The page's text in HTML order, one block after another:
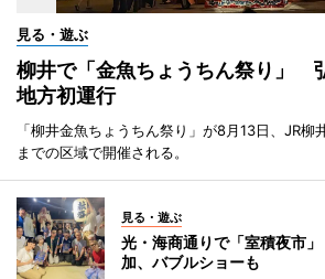
見る・遊ぶ
柳井で「金魚ちょうちん祭り」
地方初運行
「柳井金魚ちょうちん祭り」が8月13日、JR柳
までの区域で開催される。
見る・遊ぶ
光・海商通りで「室積夜市
加、バブルショーも